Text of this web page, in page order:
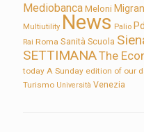
Mediobanca Meloni
Multiutility News Palio Pd
Rai Roma Sanità Scuola
SETTIMANAThe
today A Sunday edition of our
Turismo Università Venezia